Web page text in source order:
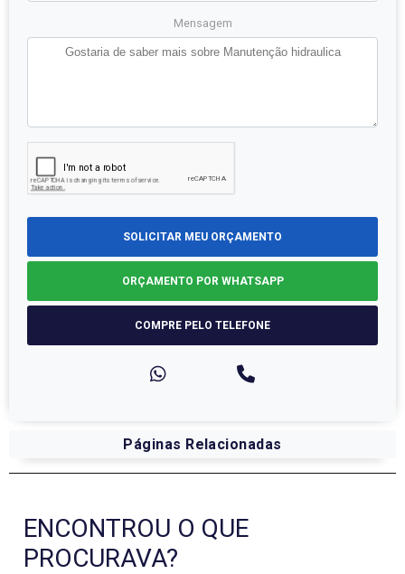
Mensagem
SOLICITAR MEU ORÇAMENTO
ORÇAMENTO POR WHATSAPP
COMPRE PELO TELEFONE
Páginas Relacionadas
ENCONTROU O QUE
PROCURAVA?